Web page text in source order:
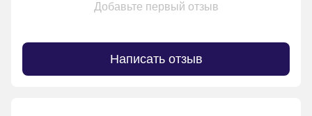
Добавьте первый отзыв
Написать отзыв